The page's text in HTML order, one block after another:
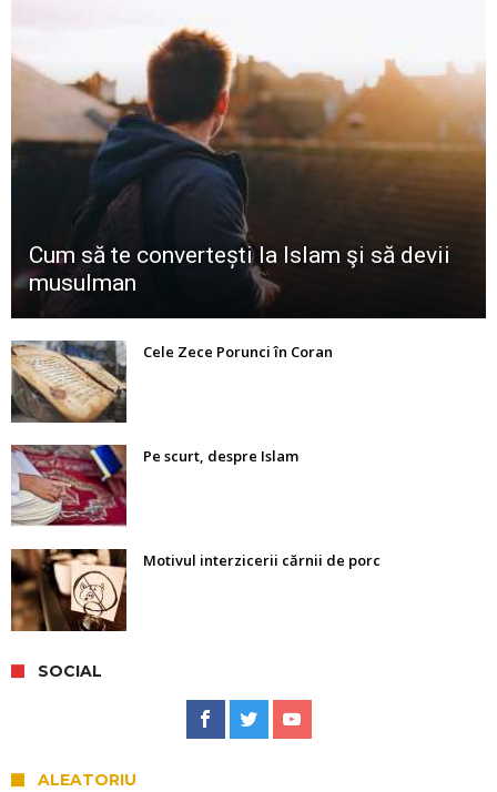
Cum să te convertești la Islam şi să devii
musulman
Cele Zece Porunci în Coran
Pe scurt, despre Islam
Motivul interzicerii cărnii de porc
SOCIAL
ALEATORIU